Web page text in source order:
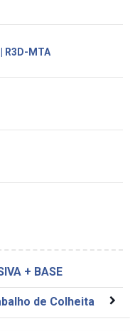
R3D-MTA
+ BASE
de Colheita